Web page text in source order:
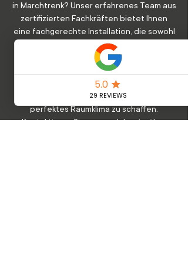
in Marchtrenk? Unser erfahrenes Team aus
zertifizierten Fachkräften bietet Ihnen
eine fachgerechte Installation, die sowohl
Ihre Kühlungsbedürfnisse als auch
Energieeffizienz maximiert. Wir sorgen
dafür, dass Ihre Klimaanlage optimal
eingestellt ist, um langfristig
Energiekosten zu sparen und ein
perfektes Raumklima zu schaffen.
Kontaktieren Sie uns noch heute über